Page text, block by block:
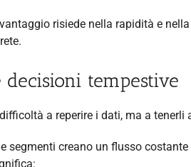
risiede nella rapidità e
tempestive
a reperire i dati, ma a tenerli
segmenti creano un flusso